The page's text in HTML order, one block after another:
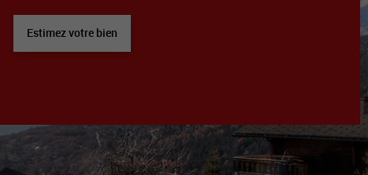
Estimez votre bien